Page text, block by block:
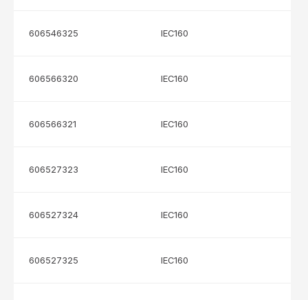
606546325 IEC160
606566320 IEC160
606566321 IEC160
606527323 IEC160
606527324 IEC160
606527325 IEC160